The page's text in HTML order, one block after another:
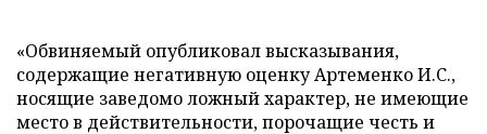
«Обвиняемый опубликовал высказывания,
содержащие негативную оценку Артеменко И.С.,
носящие заведомо ложный характер, не имеющие
место в действительности, порочащие честь и